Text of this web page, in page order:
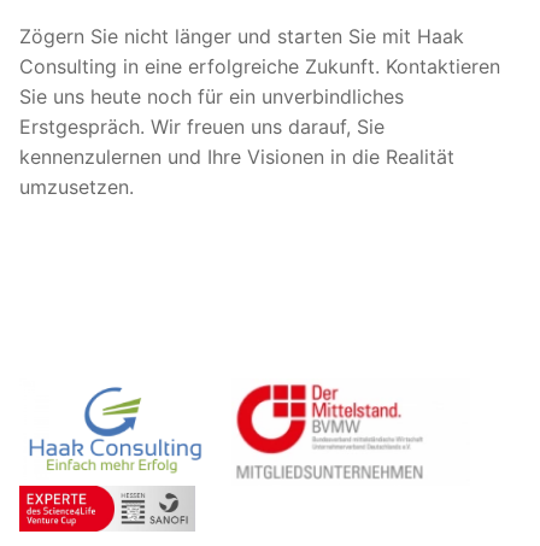
Zögern Sie nicht länger und starten Sie mit Haak
Consulting in eine erfolgreiche Zukunft. Kontaktieren
Sie uns heute noch für ein unverbindliches
Erstgespräch. Wir freuen uns darauf, Sie
kennenzulernen und Ihre Visionen in die Realität
umzusetzen.